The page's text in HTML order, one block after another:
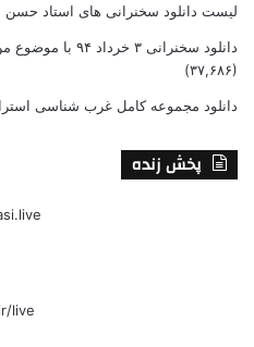
لیست دانلود سخنرانی های استاد حسن
دانلود سخنرانی ۳ خرداد ۹۴ با موضوع من ریویزیونیست‌ام، پس هستم!
(۳۷,۶۸۶)
دانلود مجموعه کامل غرب شناسی
پخش زنده
live